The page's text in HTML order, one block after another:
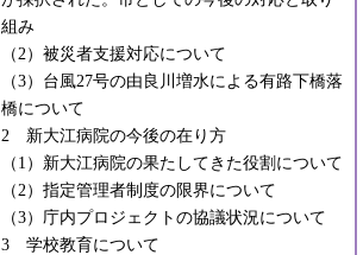
組み
（2）被災者支援対応について
（3）台風27号の由良川増水による有路下橋落
橋について
2 新大江病院の今後の在り方
（1）新大江病院の果たしてきた役割について
（2）指定管理者制度の限界について
（3）庁内プロジェクトの協議状況について
3 学校教育について